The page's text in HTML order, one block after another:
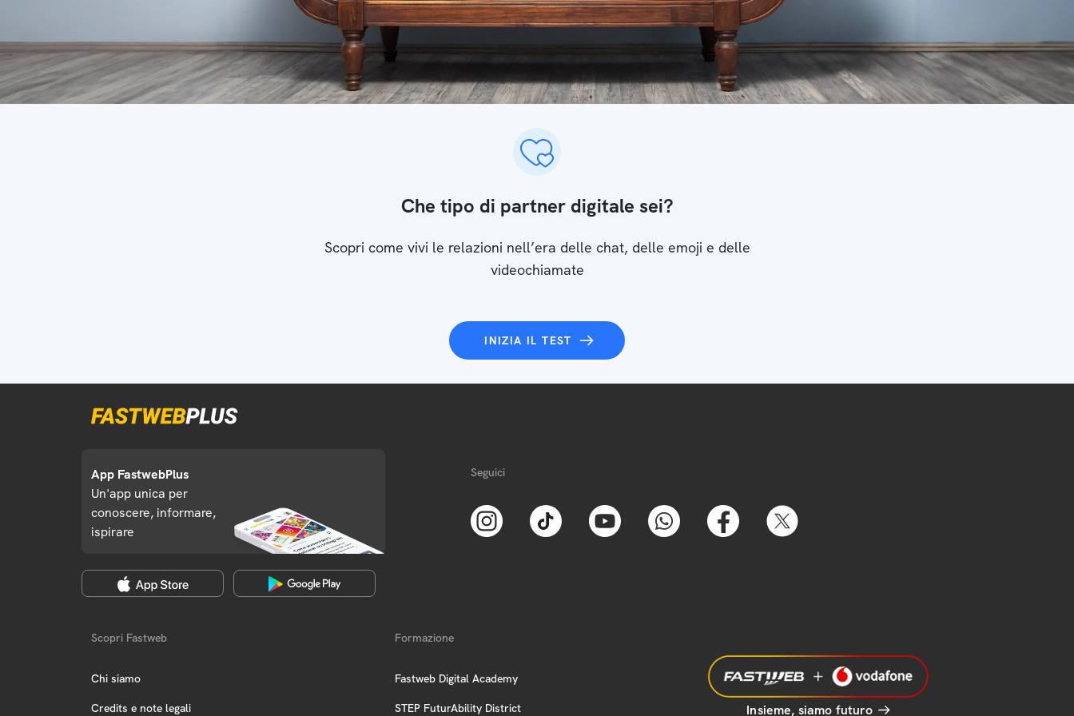
Che tipo di partner digitale sei?
Scopri come vivi le relazioni nell’era delle chat, delle emoji e delle
videochiamate
INIZIA IL TEST
App FastwebPlus
Un'app unica per
conoscere, informare,
ispirare
Seguici
Scopri Fastweb
Chi siamo
Credits e note legali
Formazione
Fastweb Digital Academy
STEP FuturAbility District Insieme, siamo futuro